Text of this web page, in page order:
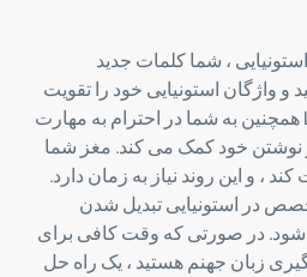
، شما کلمات جدید
و واژگان استونیایی خود را تقویت
می کنید. برنامه Lingo Play همچنین به شما در احترام به مهارت
نوشتن خود کمک می کند. مغز شما
کند ، و این روند نیاز به زمان دارد.
در استونیایی تبدیل شدن
شود. در صورتی که وقت کافی برای
زبان جهنم هستید ، یک راه حل